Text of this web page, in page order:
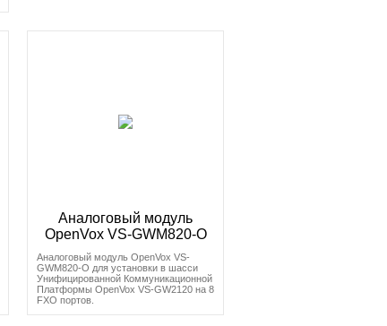
Аналоговый модуль
OpenVox VS-GWM820-O
Аналоговый модуль OpenVox VS-
GWM820-O для установки в шасси
Унифицированной Коммуникационной
Платформы OpenVox VS-GW2120 на 8
FXO портов.